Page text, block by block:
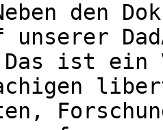
den
ist ein